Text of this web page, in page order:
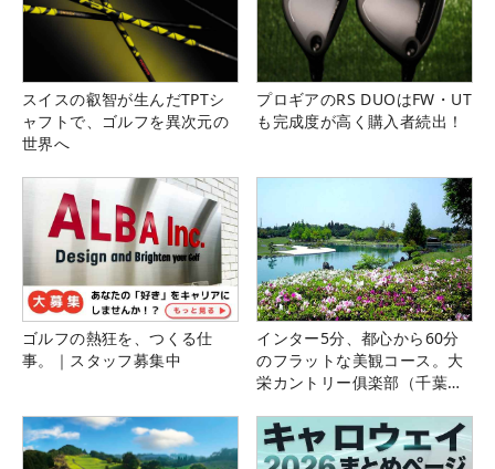
スイスの叡智が生んだTPTシ
ャフトで、ゴルフを異次元の
世界へ
プロギアのRS DUOはFW・UT
も完成度が高く購入者続出！
ゴルフの熱狂を、つくる仕
事。｜スタッフ募集中
インター5分、都心から60分
のフラットな美観コース。大
栄カントリー俱楽部（千葉